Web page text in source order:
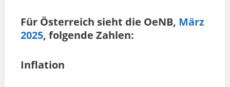
Für Österreich sieht die OeNB, März
2025, folgende Zahlen:
Inflation